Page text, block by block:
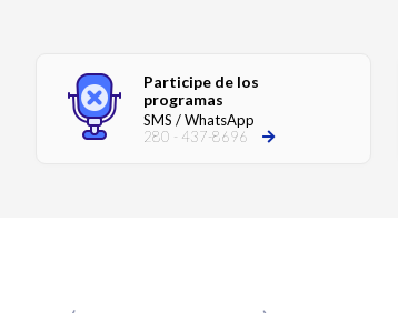
Participe de los
programas
SMS / WhatsApp
280 - 437-8696